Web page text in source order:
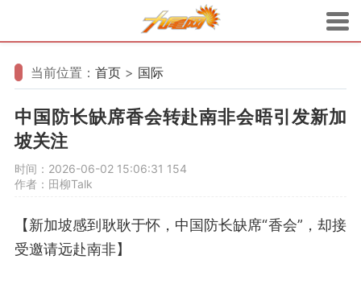
当前位置： 首页 > 国际
中国防长缺席香会转赴南非会晤引发新加
坡关注
时间：2026-06-02 15:06:31 154
作者：田柳Talk
【新加坡感到耿耿于怀，中国防长缺席“香会”，却接
受邀请远赴南非】